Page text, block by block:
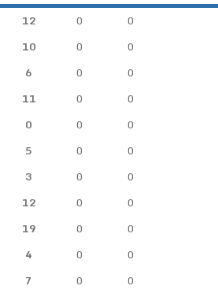
12 0 0
10 0 0
6 0 0
11 0 0
0 0 0
5 0 0
3 0
0
12 0 0
19 0
0
4 0 0
7 0 0